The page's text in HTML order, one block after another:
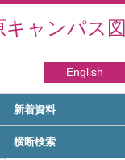
キャンパス
English
新着資料
横断検索